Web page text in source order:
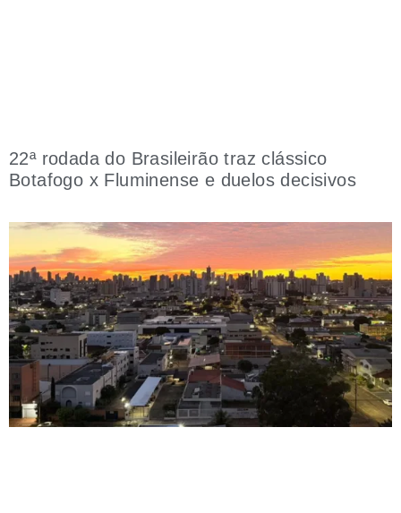
22ª rodada do Brasileirão traz clássico
Botafogo x Fluminense e duelos decisivos